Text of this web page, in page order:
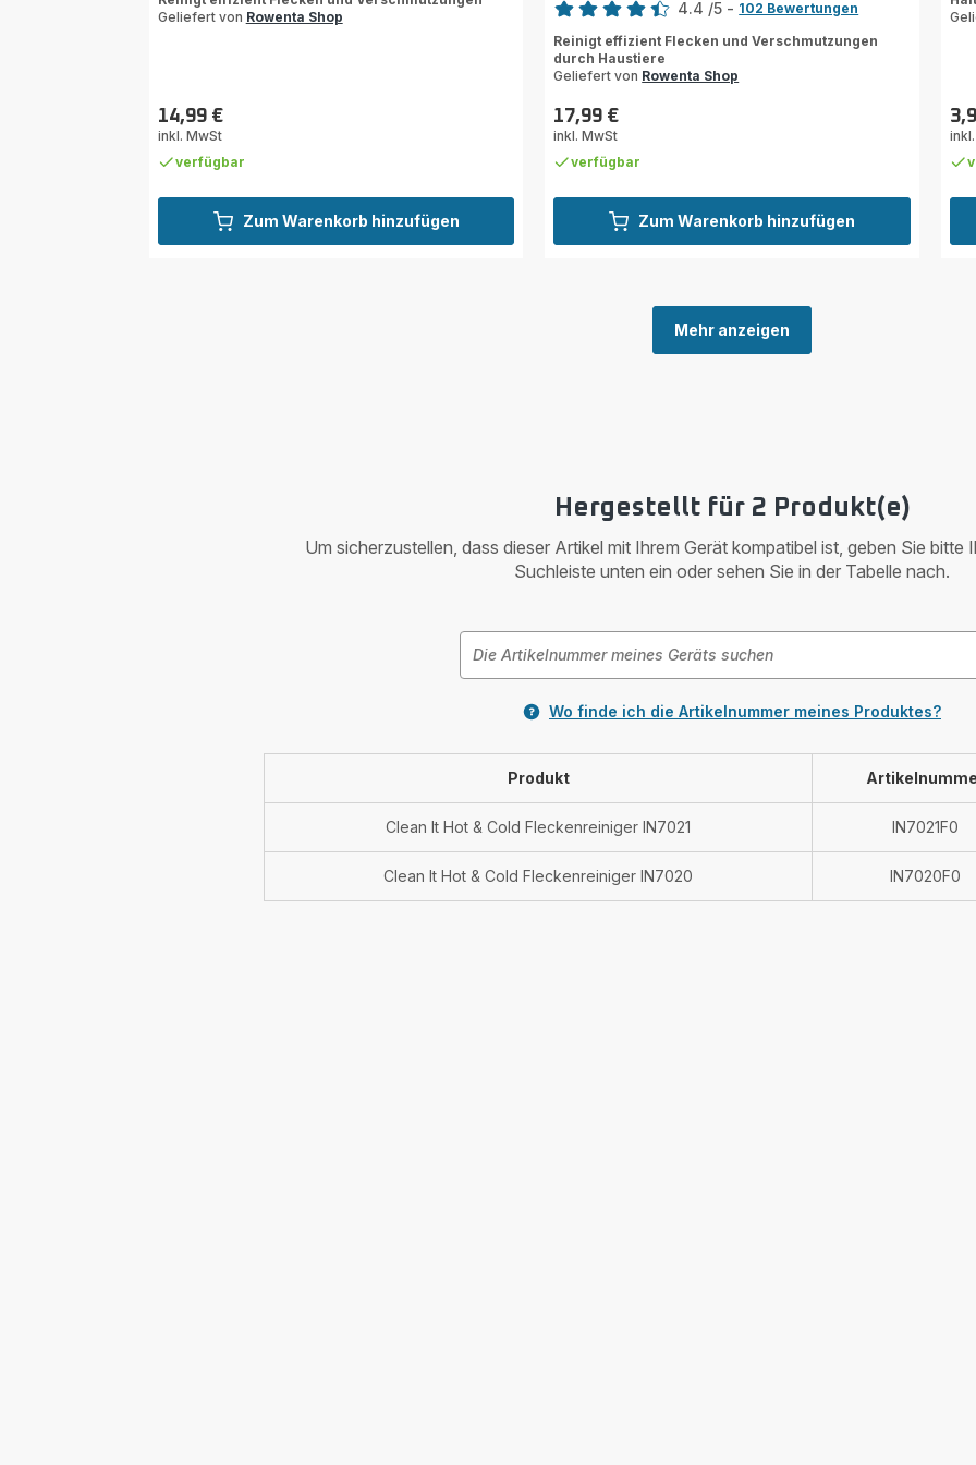
Zum Warenkorb hinzufügen
Geliefert von Rowenta Shop
Preis
14,99 €
inkl. MwSt
verfügbar
Zum Warenkorb hinzufügen
4.4 /5 - 102 Bewertungen
Reinigt effizient Flecken und Verschmutzungen
durch Haustiere
Geliefert von Rowenta Shop
Preis
17,99 €
inkl. MwSt
verfügbar
mit
Mehr anzeigen
Hergestellt für 2 Produkt(e)
Um sicherzustellen, dass dieser Artikel mit Ihrem Gerät kompatibel ist, geben Sie bitte
Suchleiste unten ein oder sehen Sie in der Tabelle nach.
Wo finde ich die Artikelnummer meines Produktes?
Produkt
Clean It Hot & Cold Fleckenreiniger IN7021 IN7021F0
Clean It Hot & Cold Fleckenreiniger IN7020 IN7020F0